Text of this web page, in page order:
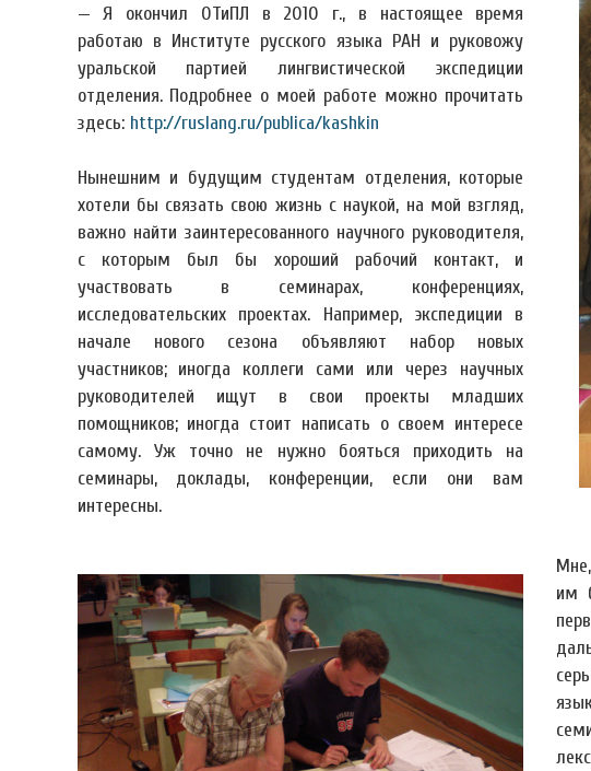
— Я окончил ОТиПЛ в 2010 г., в настоящее время
работаю в Институте русского языка РАН и руковожу
уральской партией лингвистической экспедиции
отделения. Подробнее о моей работе можно прочитать
здесь: http://ruslang.ru/publica/kashkin
Нынешним и будущим студентам отделения, которые
хотели бы связать свою жизнь с наукой, на мой взгляд,
важно найти заинтересованного научного руководителя,
с которым был бы хороший рабочий контакт, и
участвовать в семинарах, конференциях,
исследовательских проектах. Например, экспедиции в
начале нового сезона объявляют набор новых
участников; иногда коллеги сами или через научных
руководителей ищут в свои проекты младших
помощников; иногда стоит написать о своем интересе
самому. Уж точно не нужно бояться приходить на
семинары, доклады, конференции, если они вам
интересны.
им